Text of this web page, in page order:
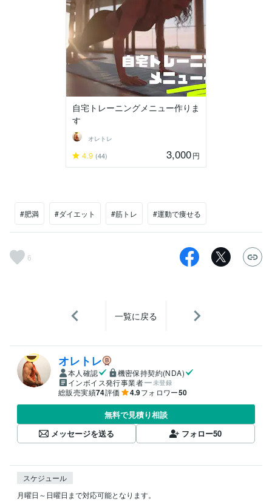
自宅トレーニングメニュー作りま
す
オレトレ
4.9 (44) 3,000円
#肥満 #ダイエット #筋トレ #運動で痩せる
6
一覧に戻る
オレトレ
本人確認
機密保持契約(NDA)
インボイス発行事業者
未登録
総販売実績74評価 4.9フォロワー50
無料で見積り相談
メッセージを送る
フォロー50
スケジュール
月曜日～日曜日まで対応可能となります。